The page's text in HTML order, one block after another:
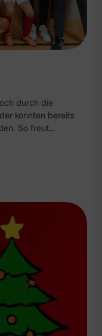
durch die
konnten bereits
So freut…